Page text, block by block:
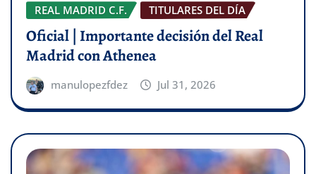
REAL MADRID C.F.
TITULARES DEL DÍA
Oficial | Importante decisión del Real
Madrid con Athenea
manulopezfdez Jul 31, 2026